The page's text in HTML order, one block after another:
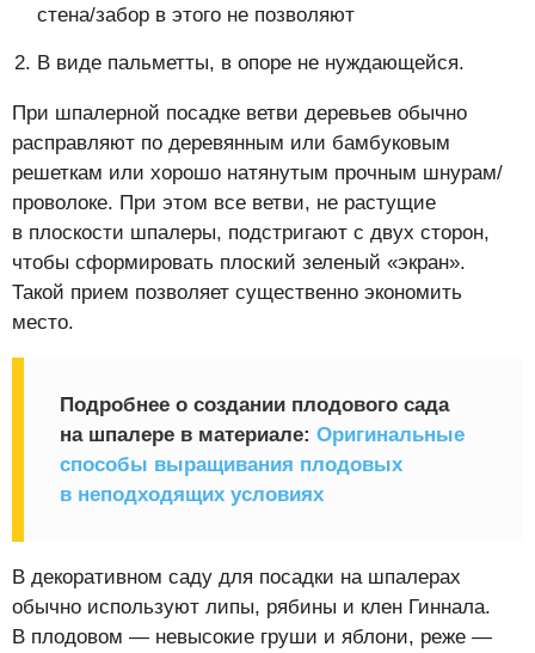
стена/забор в этого не позволяют
В виде пальметты, в опоре не нуждающейся.
При шпалерной посадке ветви деревьев обычно
расправляют по деревянным или бамбуковым
решеткам или хорошо натянутым прочным шнурам/
проволоке. При этом все ветви, не растущие
в плоскости шпалеры, подстригают с двух сторон,
чтобы сформировать плоский зеленый «экран».
Такой прием позволяет существенно экономить
место.
Подробнее о создании плодового сада
на шпалере в материале: Оригинальные
способы выращивания плодовых
в неподходящих условиях
В декоративном саду для посадки на шпалерах
обычно используют липы, рябины и клен Гиннала.
В плодовом — невысокие груши и яблони, реже —